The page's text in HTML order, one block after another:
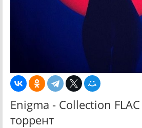
Enigma - Collection FLAC
торрент